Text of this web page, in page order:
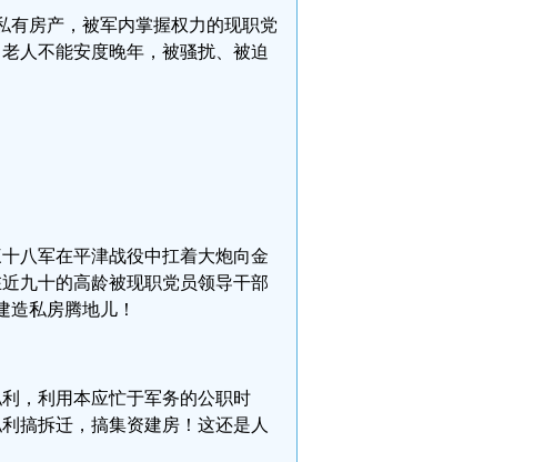
有房产，被军内掌握权力的现职党
人不能安度晚年，被骚扰、被迫
八军在平津战役中扛着大炮向金
九十的高龄被现职党员领导干部
私房腾地儿！
，利用本应忙于军务的公职时
搞拆迁，搞集资建房！这还是人